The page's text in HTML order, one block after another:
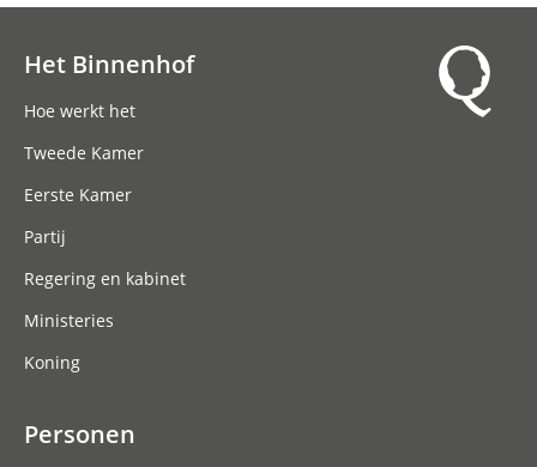
Het Binnenhof
Hoe werkt het
Tweede Kamer
Eerste Kamer
Partij
Regering en kabinet
Ministeries
Koning
Personen